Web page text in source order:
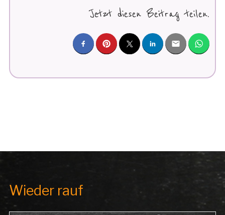
WARRIORS“
Jetzt diesen Beitrag teilen.
Wieder rauf